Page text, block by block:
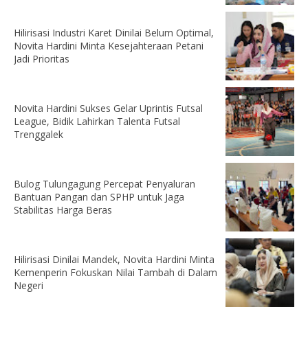
Hilirisasi Industri Karet Dinilai Belum Optimal,
Novita Hardini Minta Kesejahteraan Petani
Jadi Prioritas
Novita Hardini Sukses Gelar Uprintis Futsal
League, Bidik Lahirkan Talenta Futsal
Trenggalek
Bulog Tulungagung Percepat Penyaluran
Bantuan Pangan dan SPHP untuk Jaga
Stabilitas Harga Beras
Hilirisasi Dinilai Mandek, Novita Hardini Minta
Kemenperin Fokuskan Nilai Tambah di Dalam
Negeri